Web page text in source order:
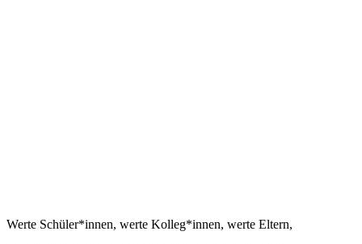
Werte Schüler*innen, werte Kolleg*innen, werte Eltern,